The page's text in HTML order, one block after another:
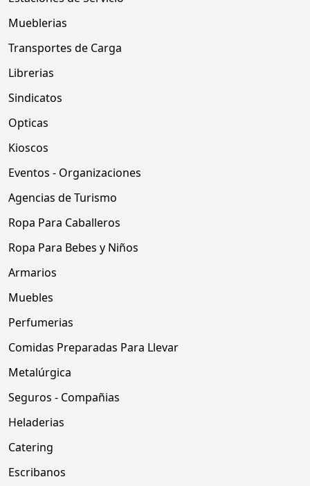
Mueblerias
Transportes de Carga
Librerias
Sindicatos
Opticas
Kioscos
Eventos - Organizaciones
Agencias de Turismo
Ropa Para Caballeros
Ropa Para Bebes y Niños
Armarios
Muebles
Perfumerias
Comidas Preparadas Para Llevar
Metalúrgica
Seguros - Compañias
Heladerias
Catering
Escribanos